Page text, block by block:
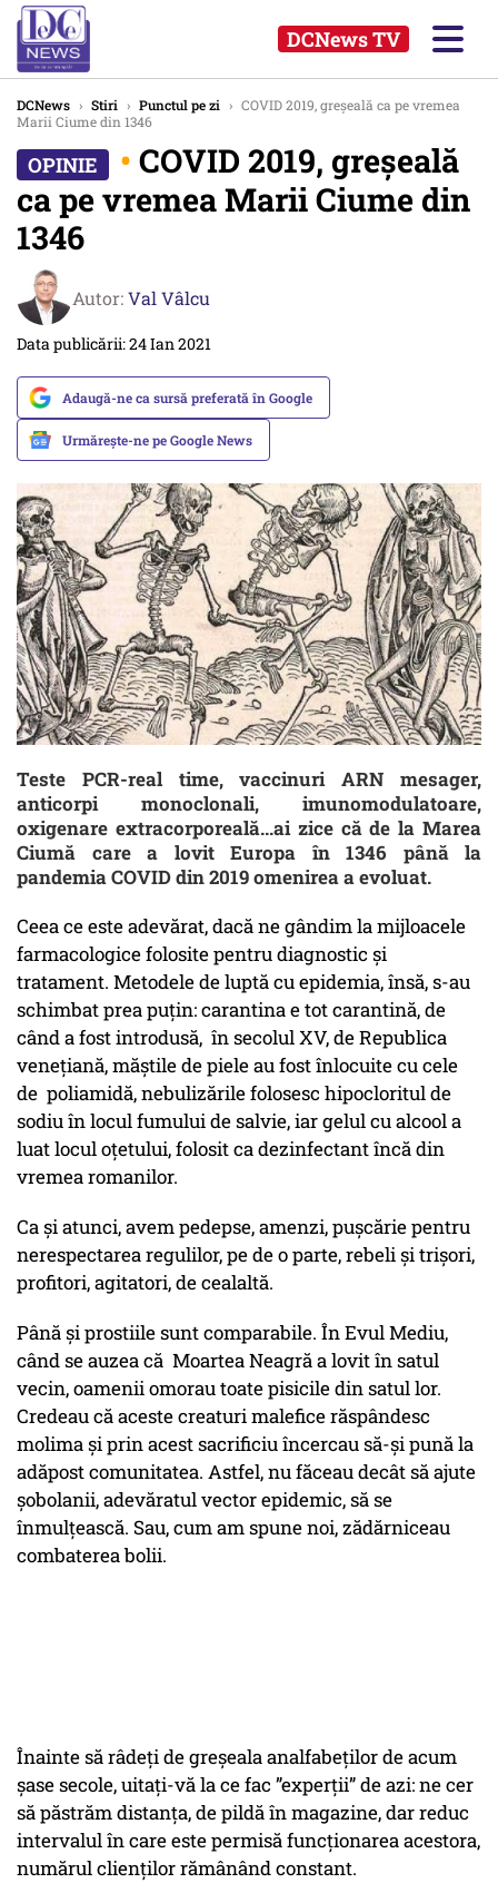
DCNews TV
DCNews › Stiri › Punctul pe zi › COVID 2019, greșeală ca pe vremea
Marii Ciume din 1346
• COVID 2019, greșeală
ca pe vremea Marii Ciume din
1346
Autor:Val Vâlcu
Data publicării: 24 Ian 2021
Adaugă-ne ca sursă preferată în Google
Urmărește-ne pe Google News
Teste PCR-real time, vaccinuri ARN mesager,
anticorpi monoclonali, imunomodulatoare,
oxigenare extracorporeală...ai zice că de la Marea
Ciumă care a lovit Europa în 1346 până la
pandemia COVID din 2019 omenirea a evoluat.
Ceea ce este adevărat, dacă ne gândim la mijloacele
farmacologice folosite pentru diagnostic și
tratament. Metodele de luptă cu epidemia, însă, s-au
schimbat prea puțin: carantina e tot carantină, de
când a fost introdusă, în secolul XV, de Republica
venețiană, măștile de piele au fost înlocuite cu cele
de poliamidă, nebulizările folosesc hipocloritul de
sodiu în locul fumului de salvie, iar gelul cu alcool a
luat locul oțetului, folosit ca dezinfectant încă din
vremea romanilor.
Ca și atunci, avem pedepse, amenzi, pușcărie pentru
nerespectarea regulilor, pe de o parte, rebeli și trișori,
profitori, agitatori, de cealaltă.
Până și prostiile sunt comparabile. În Evul Mediu,
când se auzea că Moartea Neagră a lovit în satul
vecin, oamenii omorau toate pisicile din satul lor.
Credeau că aceste creaturi malefice răspândesc
molima și prin acest sacrificiu încercau să-și pună la
adăpost comunitatea. Astfel, nu făceau decât să ajute
șobolanii, adevăratul vector epidemic, să se
înmulțească. Sau, cum am spune noi, zădărniceau
combaterea bolii.
Înainte să râdeți de greșeala analfabeților de acum
șase secole, uitați-vă la ce fac ”experții” de azi: ne cer
să păstrăm distanța, de pildă în magazine, dar reduc
intervalul în care este permisă funcționarea acestora,
numărul clienților rămânând constant.